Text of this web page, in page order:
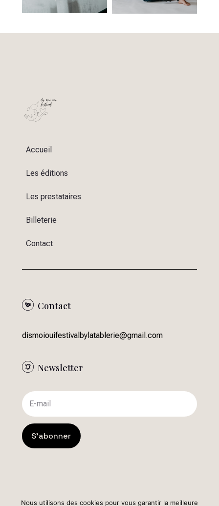
Accueil
Les éditions
Les prestataires
Billeterie
Contact
Contact
dismoiouifestivalbylatablerie@gmail.com
Newsletter
S'abonner
Nous utilisons des cookies pour vous garantir la meilleure